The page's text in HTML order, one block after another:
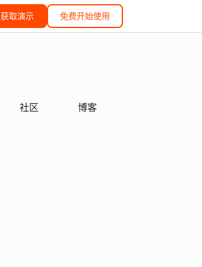
获取演示 免费开始使用
社区 博客